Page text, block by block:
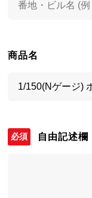
商品名
自由記述欄